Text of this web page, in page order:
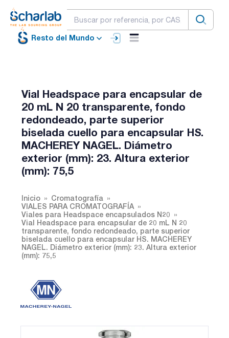
Resto del Mundo
Vial Headspace para encapsular de
20 mL N 20 transparente, fondo
redondeado, parte superior
biselada cuello para encapsular HS.
MACHEREY NAGEL. Diámetro
exterior (mm): 23. Altura exterior
(mm): 75,5
Inicio
Cromatografía
VIALES PARA CROMATOGRAFÍA
Viales para Headspace encapsulados N20
Vial Headspace para encapsular de 20 mL N 20
transparente, fondo redondeado, parte superior
biselada cuello para encapsular HS. MACHEREY
NAGEL. Diámetro exterior (mm): 23. Altura exterior
(mm): 75,5